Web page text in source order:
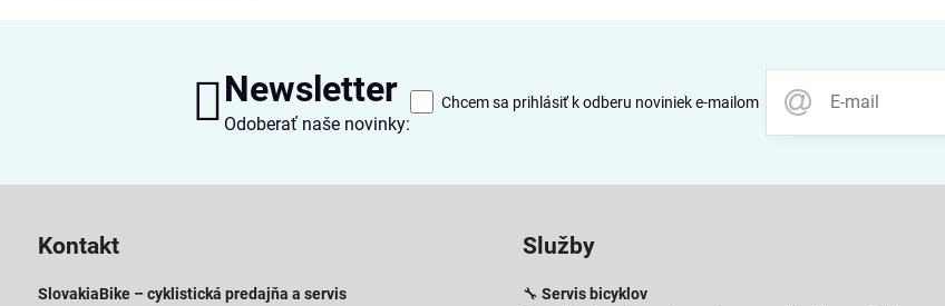
Newsletter
Odoberať naše novinky:
Chcem sa prihlásiť k odberu noviniek e-mailom
Kontakt
SlovakiaBike – cyklistická predajňa a servis
Služby
🔧 Servis bicyklov